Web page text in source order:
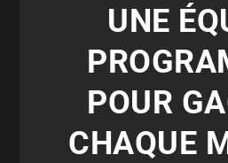
UNE
POUR
CHAQUE